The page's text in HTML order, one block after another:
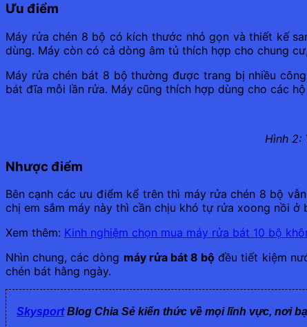
Ưu điểm
Máy rửa chén 8 bộ có kích thước nhỏ gọn và thiết kế
dùng. Máy còn có cả dòng âm tủ thích hợp cho chung
Máy rửa chén bát 8 bộ thường được trang bị nhiều
bát đĩa mỗi lần rửa. Máy cũng thích hợp dùng cho các
Hình 2:
Nhược điểm
Bên cạnh các ưu điểm kể trên thì máy rửa chén 8 bộ
chị em sắm máy này thì cần chịu khó tự rửa xoong nồi ở
Xem thêm: Kinh nghiệm chọn mua máy rửa bát 10 bộ
Nhìn chung, các dòng máy rửa bát 8 bộ đều tiết kiệm
chén bát hằng ngày.
SkysportBlog Chia Sẻ kiến thức về mọi lĩnh vực, nơi